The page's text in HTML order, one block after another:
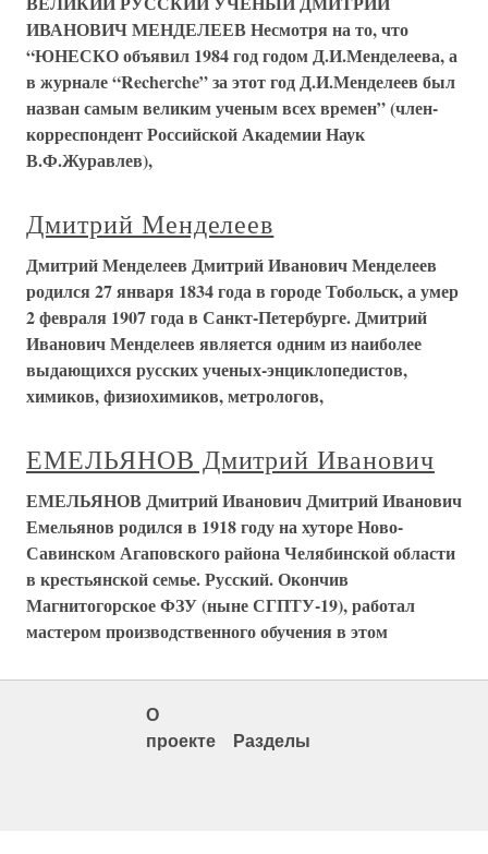
ИВАНОВИЧ МЕНДЕЛЕЕВ Несмотря на то, что
“ЮНЕСКО объявил 1984 год годом Д.И.Менделеева, а
в журнале “Recherche” за этот год Д.И.Менделеев был
назван самым великим ученым всех времен” (член-
корреспондент Российской Академии Наук
В.Ф.Журавлев),
Дмитрий Менделеев
Дмитрий Менделеев Дмитрий Иванович Менделеев
родился 27 января 1834 года в городе Тобольск, а умер
2 февраля 1907 года в Санкт-Петербурге. Дмитрий
Иванович Менделеев является одним из наиболее
выдающихся русских ученых-энциклопедистов,
химиков, физиохимиков, метрологов,
ЕМЕЛЬЯНОВ Дмитрий Иванович
ЕМЕЛЬЯНОВ Дмитрий Иванович Дмитрий Иванович
Емельянов родился в 1918 году на хуторе Ново-
Савинском Агаповского района Челябинской области
в крестьянской семье. Русский. Окончив
Магнитогорское ФЗУ (ныне СГПТУ-19), работал
мастером производственного обучения в этом
О
проекте
Разделы